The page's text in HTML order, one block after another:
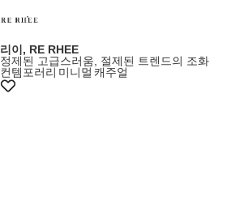
리이, RE RHEE
정제된 고급스러움, 절제된 트렌드의 조화
컨템포러리 미니멀 캐주얼